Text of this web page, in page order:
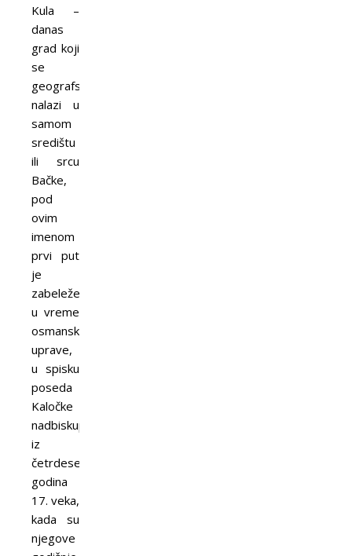
Kula –
danas
grad koji
se
geografski
nalazi u
samom
središtu
ili srcu
Bačke,
pod
ovim
imenom
prvi put
je
zabeleženo
u vreme
osmanske
uprave,
u spisku
poseda
Kaločke
nadbiskupije
iz
četrdesetih
godina
17. veka,
kada su
njegove